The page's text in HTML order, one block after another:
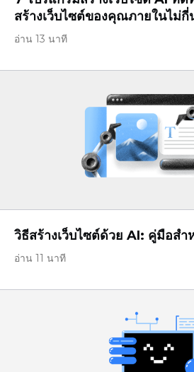
สร้างเว็บไซต์ของคุณภายในไม่กี่
อ่าน 13 นาที
วิธีสร้างเว็บไซต์ด้วย AI: คู่มือสำ
อ่าน 11 นาที